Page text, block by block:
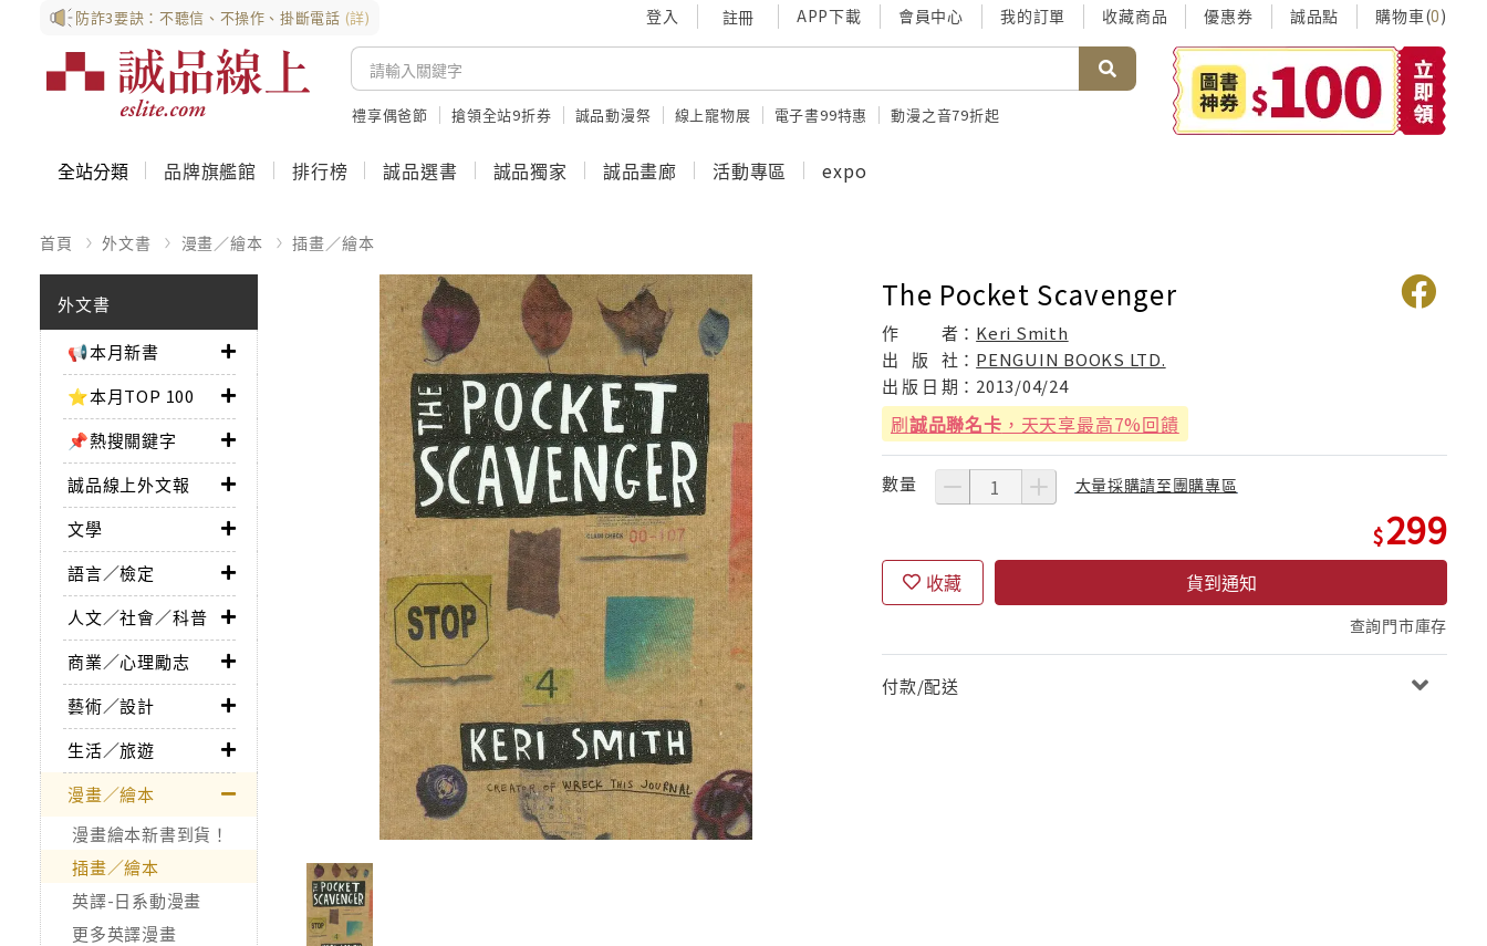
防詐3要訣：不聽信、不操作、掛斷電話 (詳) 登入 註冊 APP下載 會員中心 我的訂單 收藏商品 優惠券 誠品點 購物車(0)
禮享偶爸節 搶領全站9折券 誠品動漫祭 線上寵物展 電子書99特惠 動漫之音79折起
全站分類 品牌旗艦館 排行榜 誠品選書 誠品獨家 誠品畫廊 活動專區 expo
首頁 外文書 漫畫／繪本 插畫／繪本
外文書
📢本月新書
⭐本月TOP 100
📌熱搜關鍵字
誠品線上外文報
文學
語言／檢定
人文／社會／科普
商業／心理勵志
藝術／設計
生活／旅遊
漫畫／繪本
漫畫繪本新書到貨！
插畫／繪本
英譯-日系動漫畫
更多英譯漫畫
The Pocket Scavenger
作 者： Keri Smith
出
版 社： PENGUIN BOOKS LTD.
出 版 日 期： 2013/04/24
刷誠品聯名卡 ，天天享最高7%回饋
數量 大量採購請至團購專區
299
收藏 貨到通知
查詢門市庫存
付款/配送